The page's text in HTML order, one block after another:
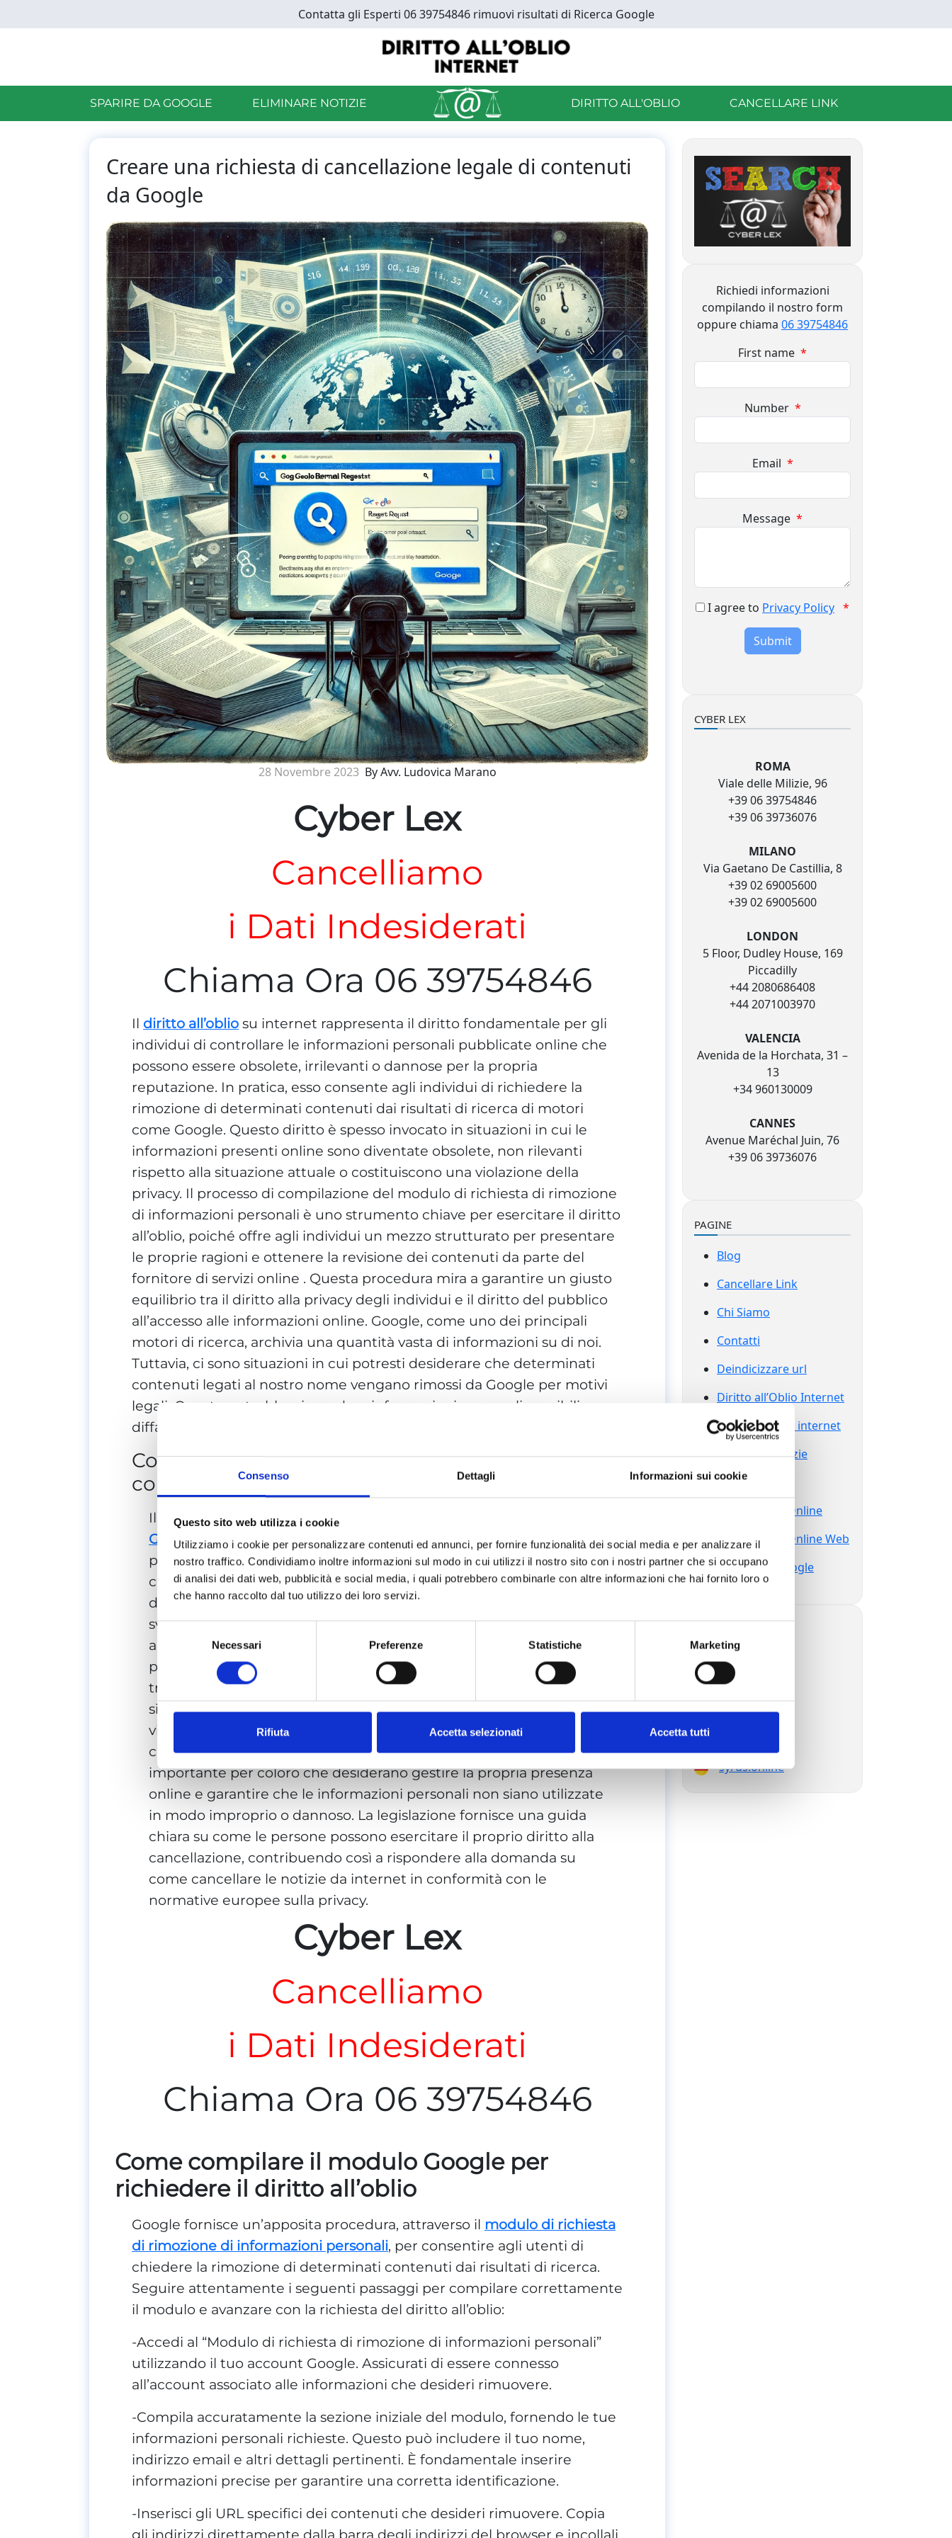
Consenso Dettagli Informazioni sui cookie
Questo sito web utilizza i cookie
Utilizziamo i cookie per personalizzare contenuti ed annunci, per fornire funzionalità dei social media e per analizzare il
nostro traffico. Condividiamo inoltre informazioni sul modo in cui utilizzi il nostro sito con i nostri partner che si occupano
di analisi dei dati web, pubblicità e social media, i quali potrebbero combinarle con altre informazioni che hai fornito loro o
che hanno raccolto dal tuo utilizzo dei loro servizi.
Selezione
Necessari Preferenze Statistiche Marketing
Rifiuta Accetta selezionati Accetta tutti
to
Contatta gli Esperti 06 39754846 rimuovi risultati di Ricerca Google
SPARIRE DA GOOGLE ELIMINARE NOTIZIE DIRITTO ALL'OBLIO CANCELLARE LINK
Creare una richiesta di cancellazione legale di contenuti
da Google
28 Novembre 2023 By Avv. Ludovica Marano
Cyber Lex
Cancelliamo
i Dati Indesiderati
Chiama Ora 06 39754846
Il diritto all’oblio su internet rappresenta il diritto fondamentale per gli
individui di controllare le informazioni personali pubblicate online che
possono essere obsolete, irrilevanti o dannose per la propria
reputazione. In pratica, esso consente agli individui di richiedere la
rimozione di determinati contenuti dai risultati di ricerca di motori
come Google. Questo diritto è spesso invocato in situazioni in cui le
informazioni presenti online sono diventate obsolete, non rilevanti
rispetto alla situazione attuale o costituiscono una violazione della
privacy. Il processo di compilazione del modulo di richiesta di rimozione
di informazioni personali è uno strumento chiave per esercitare il diritto
all’oblio, poiché offre agli individui un mezzo strutturato per presentare
le proprie ragioni e ottenere la revisione dei contenuti da parte del
fornitore di servizi online . Questa procedura mira a garantire un giusto
equilibrio tra il diritto alla privacy degli individui e il diritto del pubblico
all’accesso alle informazioni online. Google, come uno dei principali
motori di ricerca, archivia una quantità vasta di informazioni su di noi.
Tuttavia, ci sono situazioni in cui potresti desiderare che determinati
contenuti legati al nostro nome vengano rimossi da Google per motivi
legali. Questo potrebbe riguardare informazioni personali sensibili,
diffamazione o altro materiale dannoso.
Come cancellare le notizie da internet in
conformità alle normative sulla privacy europee
Il Regolamento generale sulla protezione dei dati, anche detto
GDPR, in vigore nell’Unione Europea, ha introdotto significative
protezioni per la privacy dei cittadini, offrendo loro un maggiore
controllo sulle proprie informazioni personali online. Nel contesto
della domanda “come cancellare le notizie da internet?”, il GDPR
svolge un ruolo cruciale. L’articolo 17 del GDPR, noto come diritto
all’oblio, consente alle persone di richiedere la cancellazione dei
propri dati personali qualora non siano più necessari, siano stati
trattati illegalmente, o vi sia una ragione legittima per farlo. Questo
si applica anche alle notizie pubblicate online che potrebbero
violare la privacy o essere obsolete. Presentare una richiesta di
cancellazione in conformità con il GDPR può essere un passo
importante per coloro che desiderano gestire la propria presenza
online e garantire che le informazioni personali non siano utilizzate
in modo improprio o dannoso. La legislazione fornisce una guida
chiara su come le persone possono esercitare il proprio diritto alla
cancellazione, contribuendo così a rispondere alla domanda su
come cancellare le notizie da internet in conformità con le
normative europee sulla privacy.
Cyber Lex
Cancelliamo
i Dati Indesiderati
Chiama Ora 06 39754846
Come compilare il modulo Google per
richiedere il diritto all’oblio
Google fornisce un’apposita procedura, attraverso il modulo di richiesta
di rimozione di informazioni personali, per consentire agli utenti di
chiedere la rimozione di determinati contenuti dai risultati di ricerca.
Seguire attentamente i seguenti passaggi per compilare correttamente
il modulo e avanzare con la richiesta del diritto all’oblio:
-Accedi al “Modulo di richiesta di rimozione di informazioni personali”
utilizzando il tuo account Google. Assicurati di essere connesso
all’account associato alle informazioni che desideri rimuovere.
-Compila accuratamente la sezione iniziale del modulo, fornendo le tue
informazioni personali richieste. Questo può includere il tuo nome,
indirizzo email e altri dettagli pertinenti. È fondamentale inserire
informazioni precise per garantire una corretta identificazione.
-Inserisci gli URL specifici dei contenuti che desideri rimuovere. Copia
gli indirizzi direttamente dalla barra degli indirizzi del browser e incollali
Richiedi informazioni
compilando il nostro form
oppure chiama 06 39754846
First name *
Number *
Email *
Message *
I agree to Privacy Policy *
Submit
CYBER LEX
ROMA
Viale delle Milizie, 96
+39 06 39754846
+39 06 39736076
MILANO
Via Gaetano De Castillia, 8
+39 02 69005600
+39 02 69005600
LONDON
5 Floor, Dudley House, 169
Piccadilly
+44 2080686408
+44 2071003970
VALENCIA
Avenida de la Horchata, 31 –
13
+34 960130009
CANNES
Avenue Maréchal Juin, 76
+39 06 39736076
PAGINE
Blog
Cancellare Link
Chi Siamo
Contatti
Deindicizzare url
Diritto all’Oblio Internet
Diritto all’oblio internet
Eliminare Notizie
Grazie
Reputazione Online
Reputazione Online Web
Sparire da Google
syrus.today
syrus.dev
syrus.es
syrus.com.br
syrus.jp
syrus.ae
syrus.online